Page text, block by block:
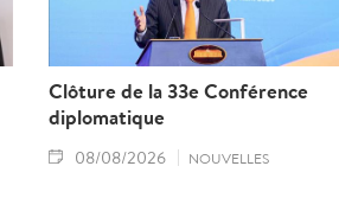
Clôture de la 33e Conférence
diplomatique
08/08/2026 NOUVELLES